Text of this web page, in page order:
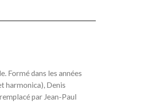
Formé dans les années
harmonica), Denis
par Jean-Paul